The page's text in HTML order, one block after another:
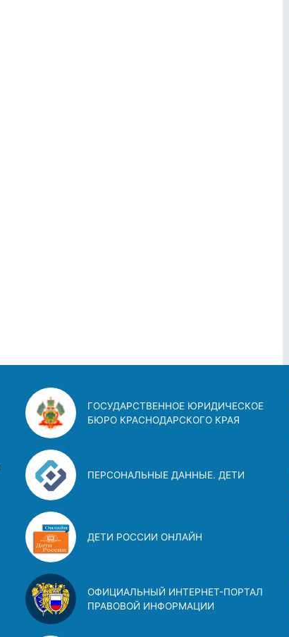
ГОСУДАРСТВЕННОЕ ЮРИДИЧЕСКОЕ
БЮРО КРАСНОДАРСКОГО КРАЯ
ПЕРСОНАЛЬНЫЕ ДАННЫЕ. ДЕТИ
ДЕТИ РОССИИ ОНЛАЙН
ОФИЦИАЛЬНЫЙ ИНТЕРНЕТ-ПОРТАЛ
ПРАВОВОЙ ИНФОРМАЦИИ